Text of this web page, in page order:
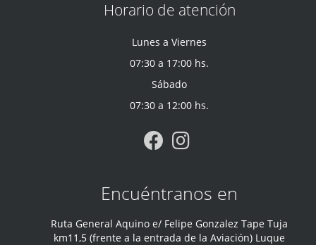
Horario de atención
Lunes a Viernes
07:30 a 17:00 hs.
Sábado
07:30 a 12:00 hs.
Encuéntranos en
Ruta General Aquino e/ Felipe Gonzalez Tape Tuja
km11,5 (frente a la entrada de la Aviación) Luque